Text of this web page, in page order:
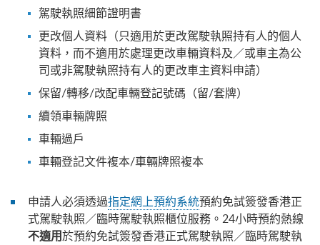
駕駛執照細節證明書
更改個人資料（只適用於更改駕駛執照持有人的個人
資料，而不適用於處理更改車輛資料及／或車主為公
司或非駕駛執照持有人的更改車主資料申請）
保留/轉移/改配車輛登記號碼（留/套牌）
續領車輛牌照
車輛過戶
車輛登記文件複本/車輛牌照複本
申請人必須透過指定網上預約系統預約免試簽發香港正
式駕駛執照／臨時駕駛執照櫃位服務。24小時預約熱線
不適用於預約免試簽發香港正式駕駛執照／臨時駕駛執